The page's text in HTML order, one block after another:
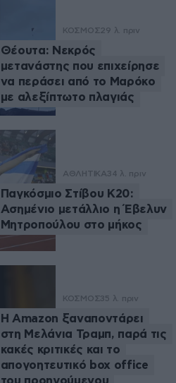
ΚΟΣΜΟΣ29 λ. πριν
Θέουτα: Νεκρός
μετανάστης που επιχείρησε
να περάσει από το Μαρόκο
με αλεξίπτωτο πλαγιάς
ΑΘΛΗΤΙΚΑ34 λ. πριν
Παγκόσμιο Στίβου Κ20:
Ασημένιο μετάλλιο η Έβελυν
Μητροπούλου στο μήκος
ΚΟΣΜΟΣ35 λ. πριν
Η Amazon ξαναποντάρει
στη Μελάνια Τραμπ, παρά τις
κακές κριτικές και το
απογοητευτικό box office